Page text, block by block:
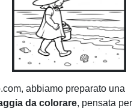
abbiamo preparato una
da colorare, pensata per